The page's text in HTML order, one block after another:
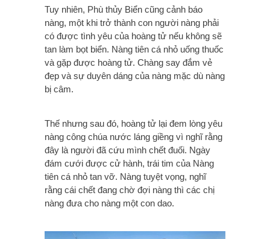
Tuy nhiên, Phù thủy Biển cũng cảnh báo
nàng, một khi trở thành con người nàng phải
có được tình yêu của hoàng tử nếu không sẽ
tan làm bọt biển. Nàng tiên cá nhỏ uống thuốc
và gặp được hoàng tử. Chàng say đắm vẻ
đẹp và sự duyên dáng của nàng mặc dù nàng
bị câm.
Thế nhưng sau đó, hoàng tử lại đem lòng yêu
nàng công chúa nước láng giềng vì nghĩ rằng
đây là người đã cứu mình chết đuối. Ngày
đám cưới được cử hành, trái tim của Nàng
tiên cá nhỏ tan vỡ. Nàng tuyệt vọng, nghĩ
rằng cái chết đang chờ đợi nàng thì các chị
nàng đưa cho nàng một con dao.